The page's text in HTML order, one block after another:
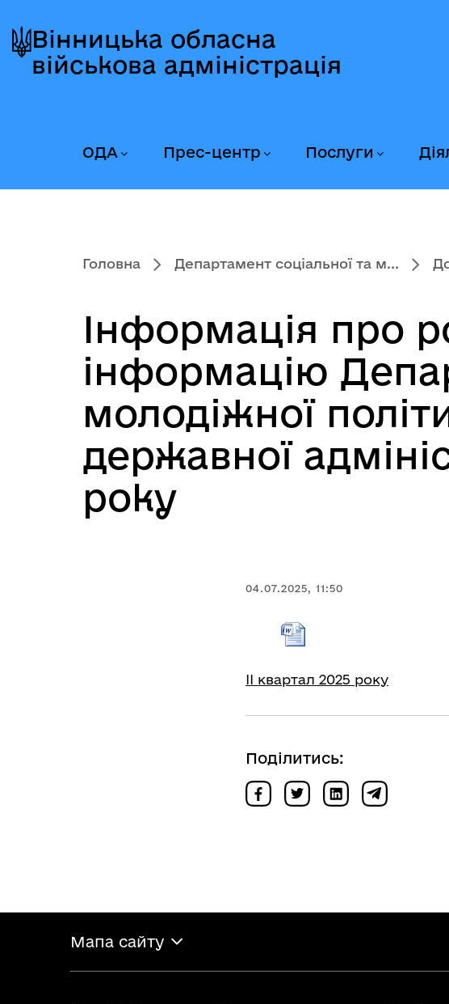
до
головного
до
головного
вмісту
до
головного
колонтитула
Вінницька обласна
військова адміністрація
ОДА Прес-центр Послуги
Головна Департамент соціальної та м...
Інформація про
інформацію
молодіжної
державної
року
04.07.2025, 11:50
ІІ квартал 2025 року
Поділитись:
Мапа сайту